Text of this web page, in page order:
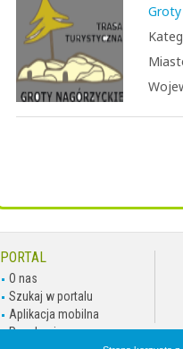
PORTAL
O nas
Szukaj w portalu
Aplikacja mobilna
Regulamin